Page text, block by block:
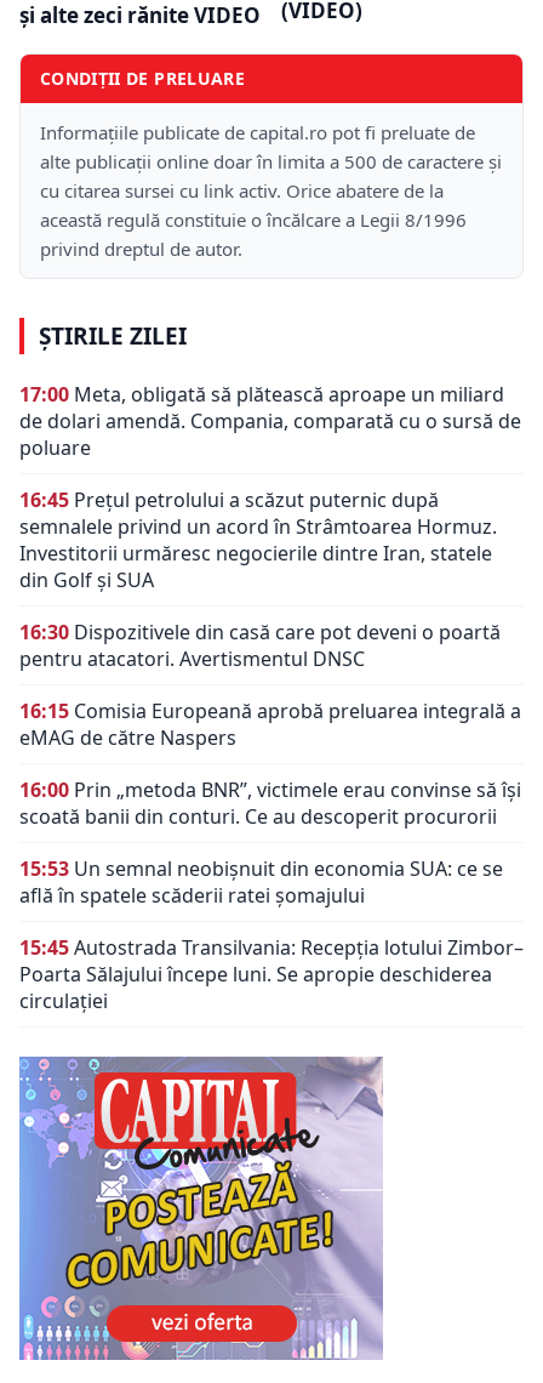
și alte zeci rănite VIDEO
(VIDEO)
CONDIȚII DE PRELUARE
Informațiile publicate de capital.ro pot fi preluate de
alte publicații online doar în limita a 500 de caractere și
cu citarea sursei cu link activ. Orice abatere de la
această regulă constituie o încălcare a Legii 8/1996
privind dreptul de autor.
ȘTIRILE ZILEI
17:00 Meta, obligată să plătească aproape un miliard
de dolari amendă. Compania, comparată cu o sursă de
poluare
16:45 Prețul petrolului a scăzut puternic după
semnalele privind un acord în Strâmtoarea Hormuz.
Investitorii urmăresc negocierile dintre Iran, statele
din Golf și SUA
16:30 Dispozitivele din casă care pot deveni o poartă
pentru atacatori. Avertismentul DNSC
16:15 Comisia Europeană aprobă preluarea integrală a
eMAG de către Naspers
16:00 Prin „metoda BNR”, victimele erau convinse să își
scoată banii din conturi. Ce au descoperit procurorii
15:53 Un semnal neobișnuit din economia SUA: ce se
află în spatele scăderii ratei șomajului
15:45Autostrada Transilvania: Recepția lotului Zimbor–
Poarta Sălajului începe luni. Se apropie deschiderea
circulației